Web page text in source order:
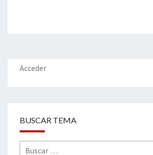
Acceder
BUSCAR TEMA
Buscar